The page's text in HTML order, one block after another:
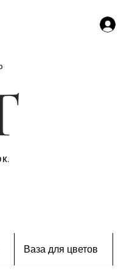
Ваза для цветов